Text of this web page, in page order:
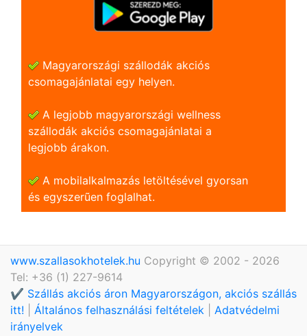
Magyarországi szállodák akciós
csomagajánlatai egy helyen.
A legjobb magyarországi wellness
szállodák akciós csomagajánlatai a
legjobb árakon.
A mobilalkalmazás letöltésével gyorsan
és egyszerũen foglalhat.
www.szallasokhotelek.hu Copyright © 2002 - 2026
Tel: +36 (1) 227-9614
✔️ Szállás akciós áron Magyarországon, akciós szállás
itt!
Általános felhasználási feltételek
Adatvédelmi
irányelvek